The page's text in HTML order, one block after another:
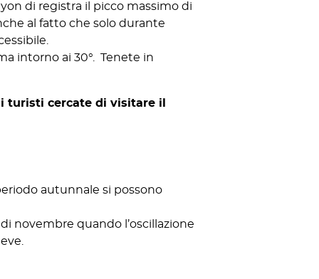
di registra il picco massimo di
al fatto che solo durante
intorno ai 30°. Tenete in
turisti cercate di visitare il
autunnale si possono
novembre quando l’oscillazione